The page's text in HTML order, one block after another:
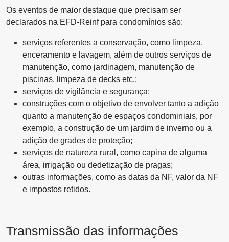
Os eventos de maior destaque que precisam ser
declarados na EFD-Reinf para condomínios são:
serviços referentes a conservação, como limpeza,
enceramento e lavagem, além de outros serviços de
manutenção, como jardinagem, manutenção de
piscinas, limpeza de decks etc.;
serviços de vigilância e segurança;
construções com o objetivo de envolver tanto a adição
quanto a manutenção de espaços condominiais, por
exemplo, a construção de um jardim de inverno ou a
adição de grades de proteção;
serviços de natureza rural, como capina de alguma
área, irrigação ou dedetização de pragas;
outras informações, como as datas da NF, valor da NF
e impostos retidos.
Transmissão das informações